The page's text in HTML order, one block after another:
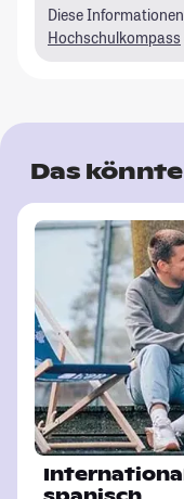
Diese
Hochschulkompass
Das